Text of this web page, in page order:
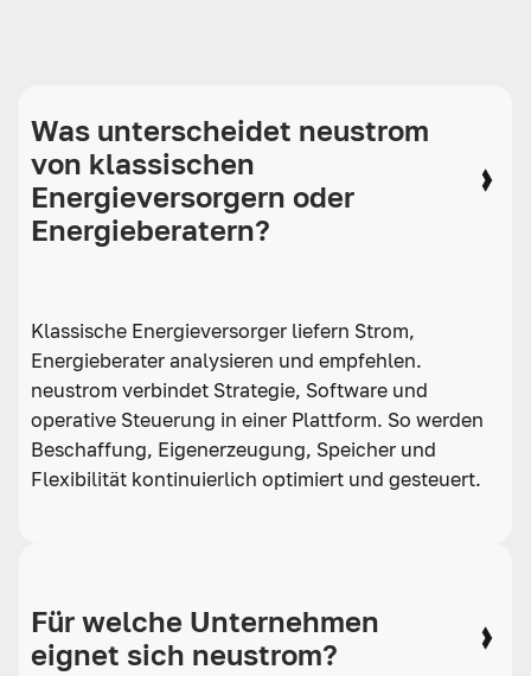
Was unterscheidet neustrom
von klassischen
Energieversorgern oder
Energieberatern?
Klassische Energieversorger liefern Strom,
Energieberater analysieren und empfehlen.
neustrom verbindet Strategie, Software und
operative Steuerung in einer Plattform. So werden
Beschaffung, Eigenerzeugung, Speicher und
Flexibilität kontinuierlich optimiert und gesteuert.
Für welche Unternehmen
eignet sich neustrom?